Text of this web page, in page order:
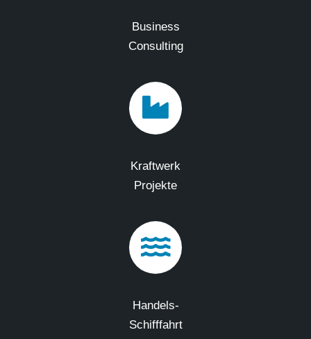
Business
Consulting
Kraftwerk
Projekte
Handels-
Schifffahrt